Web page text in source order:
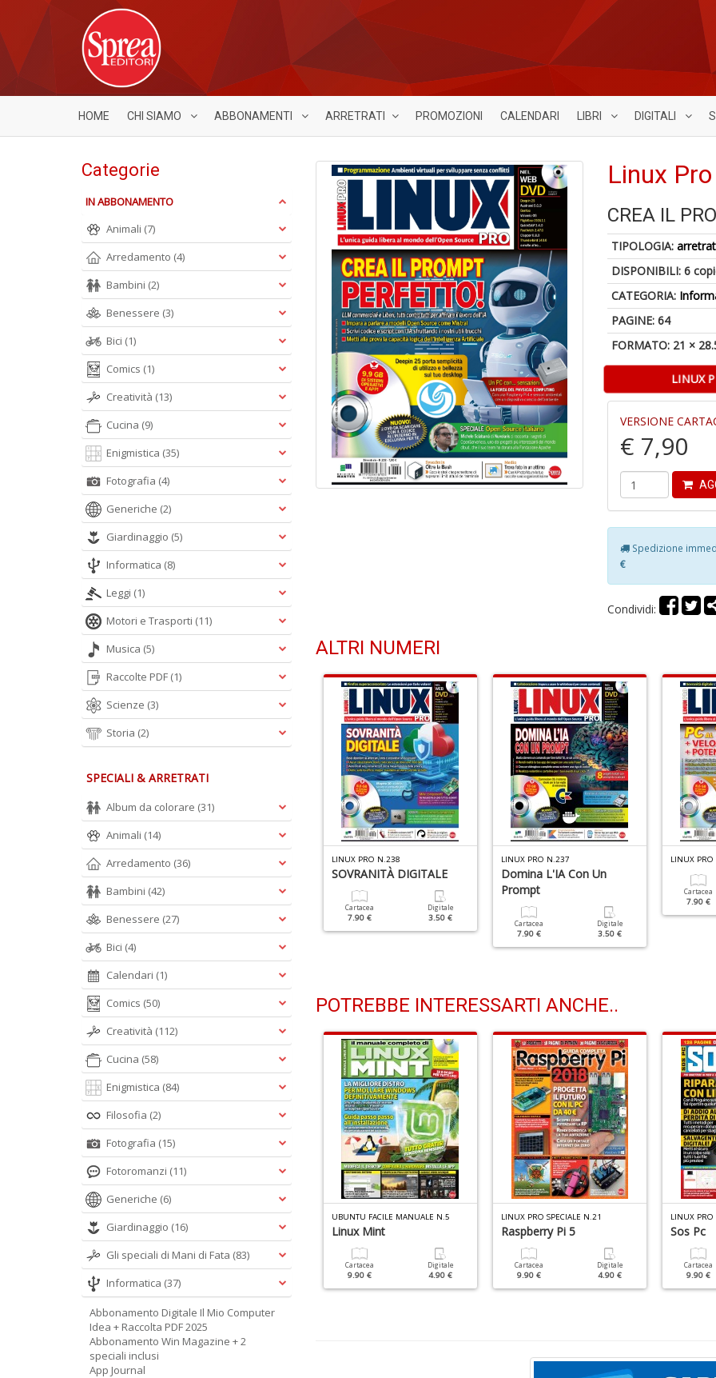
HOME CHI SIAMO ABBONAMENTI ARRETRATI PROMOZIONI CALENDARI LIBRI DIGITALI
Linux
CREA IL
TIPOLOGIA:
DISPONIBILI:6
CATEGORIA:
PAGINE: 64
FORMATO: 21 ×
LINUX
VERSIONE
€ 7,90
Spedizione
€
Condividi:
ALTRI NUMERI
Trucchi Da Guru
Digitale
3.50 €
LINUX PRO N.223
Hacking! Il Futuro È Ora
Cartacea
7.90 €
Digitale
3.50 €
LINUX PRO N.238
SOVRANITÀ DIGITALE
Cartacea
7.90 €
Digitale
3.50 €
LINUX PRO N.237
Domina L'IA Con Un
Prompt
Cartacea
7.90 €
Digitale
3.50 €
LINUX
Cartacea
7.90 €
POTREBBE INTERESSARTI ANCHE..
R
ETRO COMPUTER RACCOLTA PDF (DIGITALE) N.1
Digitale
8.90 €
WIN MAGAZINE SPECIALE N.6
La Guida Facile A
Windows
Cartacea
9.90 €
Digitale
UBUNTU FACILE MANUALE N.5
Linux Mint
Cartacea
9.90 €
Digitale
4.90 €
LINUX PRO SPECIALE N.21
Raspberry Pi 5
Cartacea
9.90 €
Digitale
4.90 €
LINUX
Sos Pc
Cartacea
9.90 €
Categorie
IN ABBONAMENTO
Animali (7)
Arredamento (4)
Bambini (2)
Benessere (3)
Bici (1)
Comics (1)
Creatività (13)
Cucina (9)
Enigmistica (35)
Fotografia (4)
Generiche (2)
Giardinaggio (5)
Informatica (8)
Leggi (1)
Motori e Trasporti (11)
Musica (5)
Raccolte PDF (1)
Scienze (3)
Storia (2)
SPECIALI & ARRETRATI
Album da colorare (31)
Animali (14)
Arredamento (36)
Bambini (42)
Benessere (27)
Bici (4)
Calendari (1)
Comics (50)
Creatività (112)
Cucina (58)
Enigmistica (84)
Filosofia (2)
Fotografia (15)
Fotoromanzi (11)
Generiche (6)
Giardinaggio (16)
Gli speciali di Mani di Fata (83)
Informatica (37)
Abbonamento Digitale Il Mio Computer
Idea + Raccolta PDF 2025
Abbonamento Win Magazine + 2
speciali inclusi
App Journal